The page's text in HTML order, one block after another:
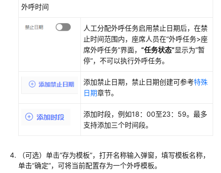
配
置
管
呼
任
外呼时间
人工分配外呼任务启用禁止日期后，在禁
止时间范围内，座席人员在“外呼任务>座
席外呼任务”界面， “任务状态”显示为“暂
停”，不可以执行外呼任务。
添加禁止日期，禁止日期创建可参考特殊
日期章节。
添加时段，例如18：00至23：59。最多
支持添加三个时间段。
（可选）单击“存为模板”，打开名称输入弹窗，填写模板名称，
单击“确定”，可将当前配置存为一个外呼模板。